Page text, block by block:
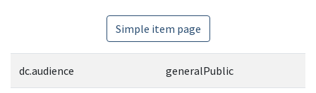
Simple item page
dc.audience generalPublic